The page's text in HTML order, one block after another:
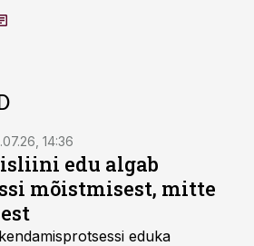
14:36
edu algab
mõistmisest, mitte
eduka